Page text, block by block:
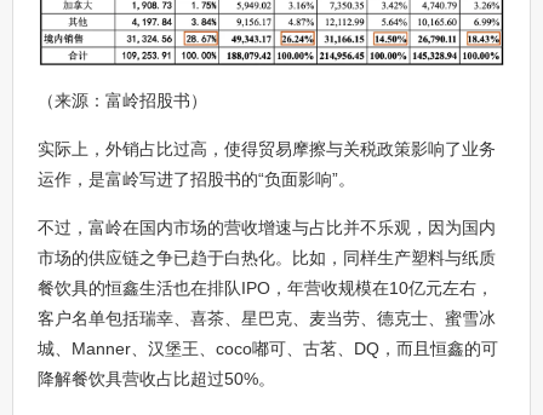
（来源：富岭招股书）
实际上，外销占比过高，使得贸易摩擦与关税政策影响了业务
运作，是富岭写进了招股书的“负面影响”。
不过，富岭在国内市场的营收增速与占比并不乐观，因为国内
市场的供应链之争已趋于白热化。比如，同样生产塑料与纸质
餐饮具的恒鑫生活也在排队IPO，年营收规模在10亿元左右，
客户名单包括瑞幸、喜茶、星巴克、麦当劳、德克士、蜜雪冰
城、Manner、汉堡王、coco嘟可、古茗、DQ，而且恒鑫的可
降解餐饮具营收占比超过50%。